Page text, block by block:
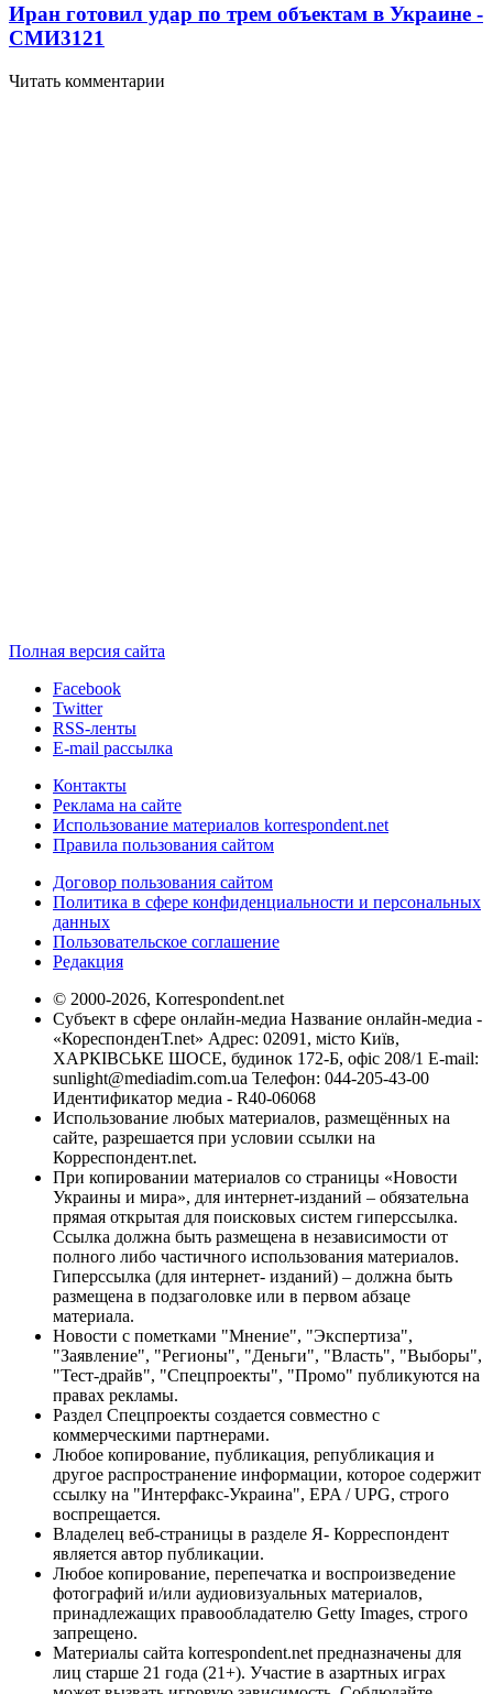
Иран готовил удар по трем объектам в Украине -
СМИ3121
Читать комментарии
Полная версия сайта
Facebook
Twitter
RSS-ленты
E-mail рассылка
Контакты
Реклама на сайте
Использование материалов korrespondent.net
Правила пользования сайтом
Договор пользования сайтом
Политика в сфере конфиденциальности и персональных
данных
Пользовательское соглашение
Редакция
© 2000-2026, Korrespondent.net
Субъект в сфере онлайн-медиа Название онлайн-медиа -
«КореспонденТ.net» Адрес: 02091, місто Київ,
ХАРКІВСЬКЕ ШОСЕ, будинок 172-Б, офіс 208/1 E-mail:
sunlight@mediadim.com.ua Телефон: 044-205-43-00
Идентификатор медиа - R40-06068
Использование любых материалов, размещённых на
сайте, разрешается при условии ссылки на
Корреспондент.net.
При копировании материалов со страницы «Новости
Украины и мира», для интернет-изданий – обязательна
прямая открытая для поисковых систем гиперссылка.
Ссылка должна быть размещена в независимости от
полного либо частичного использования материалов.
Гиперссылка (для интернет- изданий) – должна быть
размещена в подзаголовке или в первом абзаце
материала.
Новости с пометками "Мнение", "Экспертиза",
"Заявление", "Регионы", "Деньги", "Власть", "Выборы",
"Тест-драйв", "Спецпроекты", "Промо" публикуются на
правах рекламы.
Раздел Спецпроекты создается совместно с
коммерческими партнерами.
Любое копирование, публикация, републикация и
другое распространение информации, которое содержит
ссылку на "Интерфакс-Украина", EPA / UPG, строго
воспрещается.
Владелец веб-страницы в разделе Я- Корреспондент
является автор публикации.
Любое копирование, перепечатка и воспроизведение
фотографий и/или аудиовизуальных материалов,
принадлежащих правообладателю Getty Images, строго
запрещено.
Материалы сайта korrespondent.net предназначены для
лиц старше 21 года (21+). Участие в азартных играх